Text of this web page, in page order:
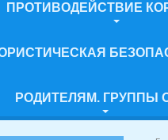
ПРОТИВОДЕЙСТВИЕ
РОДИТЕЛЯМ. ГРУППЫ